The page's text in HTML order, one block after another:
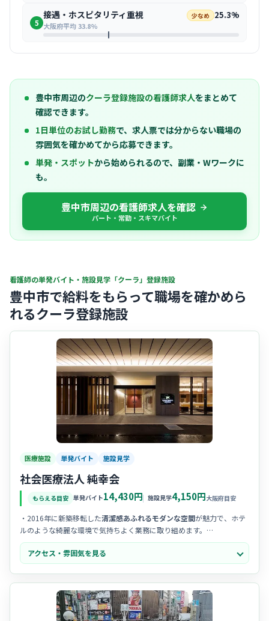
5
接遇・ホスピタリティ重視 少なめ 25.3%
大阪府平均 33.8%
豊中市周辺のクーラ登録施設の看護師求人をまとめて
確認できます。
1日単位のお試し勤務で、求人票では分からない職場の
雰囲気を確かめてから応募できます。
単発・スポットから始められるので、副業・Wワークに
も。
豊中市周辺の看護師求人を確認
パート・常勤・スキマバイト
看護師の単発バイト・施設見学「クーラ」登録施設
豊中市で給料をもらって職場を確かめら
れるクーラ登録施設
医療施設 単発バイト 施設見学
社会医療法人 純幸会
もらえる目安 単発バイト14,430円 施設見学4,150円大阪府目安
・2016年に新築移転した清潔感あふれるモダンな空間が魅力で、ホテ
ルのような綺麗な環境で気持ちよく業務に取り組めます。
・スタッフ同士のチームワークが非常に良く、職種の垣根を越えて相
談し合える風通しの良い明るい雰囲気が自慢の職場です。
・新しいことに挑戦する姿勢を大切にしており、前向きで活気のある
アクセス・雰囲気を見る